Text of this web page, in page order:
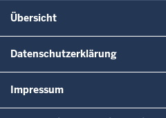
Übersicht
Datenschutzerklärung
Impressum